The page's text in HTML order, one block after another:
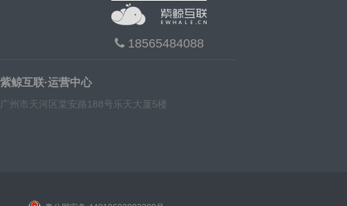
18565484088
紫鲸互联·运营中心
广州市天河区棠安路188号乐天大厦5楼